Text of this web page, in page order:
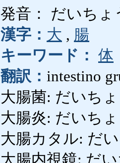
発音： だいちょ
漢字： 大 , 腸
キーワード： 体
翻訳： intestino
大腸菌: だいち
大腸炎: だいち
大腸カタル: だ
大腸内視鏡: だ